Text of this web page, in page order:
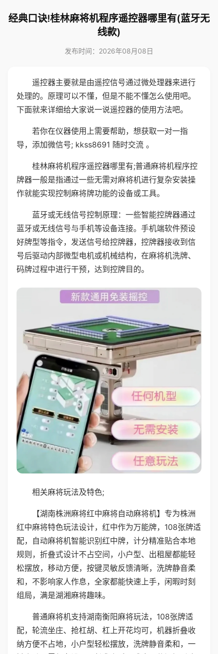
经典口诀!桂林麻将机程序遥控器哪里有(蓝牙无
线款)
发布时间：2026年08月08日
遥控器主要就是由遥控信号通过微处理器来进行
处理的。原理可以不懂，但是不能不懂怎么使用吧。
下面就来详细给大家说一说遥控器的使用方法吧。
若你在仪器使用上需要帮助，想获取一对一指
导，添加微信号; kkss8691 随时交流 。
桂林麻将机程序遥控器哪里有;普通麻将机程序控
牌器一般是指通过一些无需对麻将机进行复杂安装操
作就能实现控制麻将牌功能的设备或工具。
蓝牙或无线信号控制原理：一些智能控牌器通过
蓝牙或无线信号与手机等设备连接。手机端软件预设
好牌型等指令，发送信号给控牌器，控牌器接收到信
号后驱动内部微型电机或机械结构，在麻将机洗牌、
码牌过程中进行干预，达到控牌目的。
相关麻将玩法及特色;
【湖南株洲麻将红中麻将自动麻将机】专为株洲
红中麻将特色玩法设计，红中作为万能牌，108张牌适
配，自动麻将机智能识别红中牌，计分精准贴合本地
规则，折叠式设计不占空间，小户型、出租屋都能轻
松摆放，移动方便，按键灵敏反馈清晰，洗牌静音柔
和，不影响家人作息，全家都能快速上手，闲暇时刻
组局，满是湖湘麻将趣味。
普通麻将机支持湖南衡阳麻将玩法，108张牌适
配，轮流坐庄、抢杠胡、杠上开花均可，机器折叠收
纳方便不占地，小户型轻松摆放，洗牌静音柔和，一